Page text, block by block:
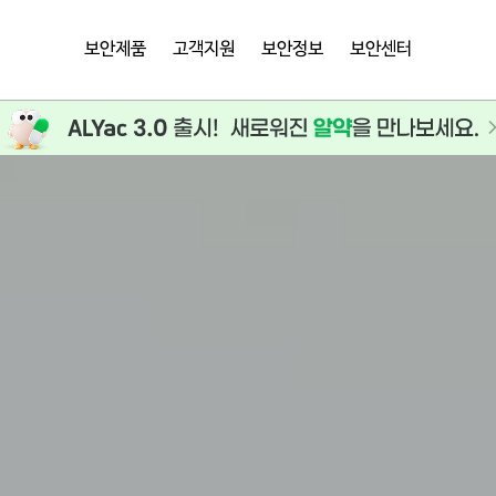
보안제품 고객지원 보안정보 보안센터